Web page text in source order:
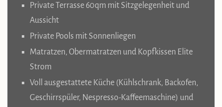
Private Terrasse 60qm mit Sitzgelegenheit und
Aussicht
Private Pools mit Sonnenliegen
Matratzen, Obermatratzen und Kopfkissen Elite
Strom
Voll ausgestattete Küche (Kühlschrank, Backofen,
Geschirrspüler, Nespresso-Kaffeemaschine) und